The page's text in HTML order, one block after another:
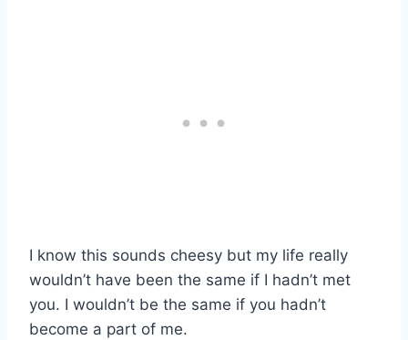
I know this sounds cheesy but my life really
wouldn’t have been the same if I hadn’t met
you. I wouldn’t be the same if you hadn’t
become a part of me.